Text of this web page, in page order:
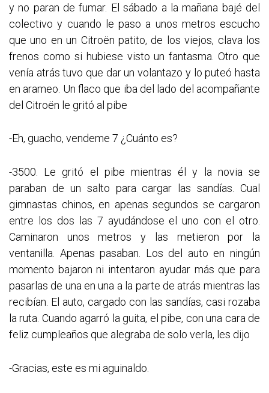
y no paran de fumar. El sábado a la mañana bajé del
colectivo y cuando le paso a unos metros escucho
que uno en un Citroën patito, de los viejos, clava los
frenos como si hubiese visto un fantasma. Otro que
venía atrás tuvo que dar un volantazo y lo puteó hasta
en arameo. Un flaco que iba del lado del acompañante
del Citroën le gritó al pibe
-Eh, guacho, vendeme 7 ¿Cuánto es?
-3500. Le gritó el pibe mientras él y la novia se
paraban de un salto para cargar las sandías. Cual
gimnastas chinos, en apenas segundos se cargaron
entre los dos las 7 ayudándose el uno con el otro.
Caminaron unos metros y las metieron por la
ventanilla. Apenas pasaban. Los del auto en ningún
momento bajaron ni intentaron ayudar más que para
pasarlas de una en una a la parte de atrás mientras las
recibían. El auto, cargado con las sandías, casi rozaba
la ruta. Cuando agarró la guita, el pibe, con una cara de
feliz cumpleaños que alegraba de solo verla, les dijo
-Gracias, este es mi aguinaldo.